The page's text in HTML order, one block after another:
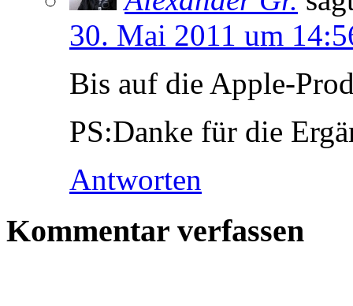
30. Mai 2011 um
Bis auf die Apple-
PS:Danke für die
Antworten
Kommentar verfassen